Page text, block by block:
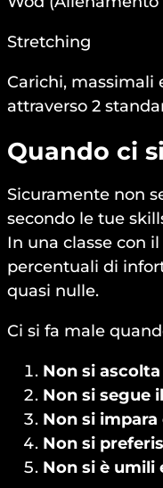
Stretching
Carichi, massimali
attraverso 2
Quando ci
Sicuramente non
secondo le tue
In una classe con
percentuali di
quasi nulle.
Ci si fa male
Non si
Non si segue
Non si
Non si
Non si è umili